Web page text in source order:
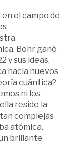
el campo de
Bohr ganó
y sus ideas,
hacia nuevos
cuántica?
ni los
reside la
complejas
atómica.
brillante